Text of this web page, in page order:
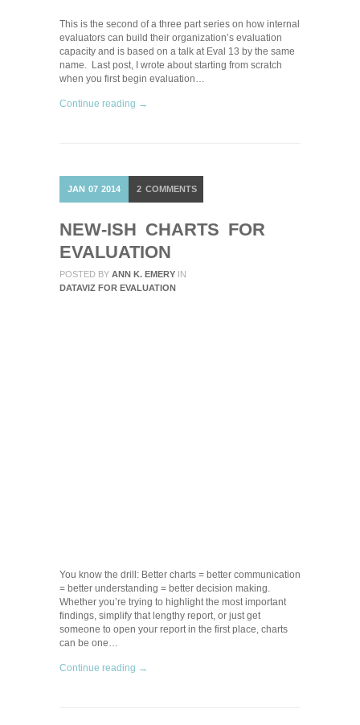
This is the second of a three part series on how internal
evaluators can build their organization’s evaluation
capacity and is based on a talk at Eval 13 by the same
name. Last post, I wrote about starting from scratch
when you first begin evaluation…
Continue reading →
JAN 07 2014 2 COMMENTS
NEW-ISH CHARTS FOR
EVALUATION
POSTED BY ANN K. EMERY IN
DATAVIZ FOR EVALUATION
You know the drill: Better charts = better communication
= better understanding = better decision making.
Whether you’re trying to highlight the most important
findings, simplify that lengthy report, or just get
someone to open your report in the first place, charts
can be one…
Continue reading →